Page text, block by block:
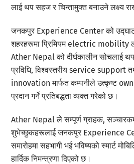
लाई थप सहज र चिन्तामुक्त बनाउने लक्ष्य
जनकपुर Experience Center को
शहरहरूमा प्रिमियम electric mobility
Ather Nepal को दीर्घकालीन सोचलाई
प्रविधि, विश्वस्तरीय service support
innovation मार्फत कम्पनीले उत्कृष्ट
प्रदान गर्ने प्रतिबद्धता व्यक्त गरेको छ।
Ather Nepal ले सम्पूर्ण ग्राहक,
शुभेच्छुकहरूलाई जनकपुर Experience
समारोहमा सहभागी भई भविष्यको स्मार्ट
हार्दिक निमन्त्रणा दिएको छ।